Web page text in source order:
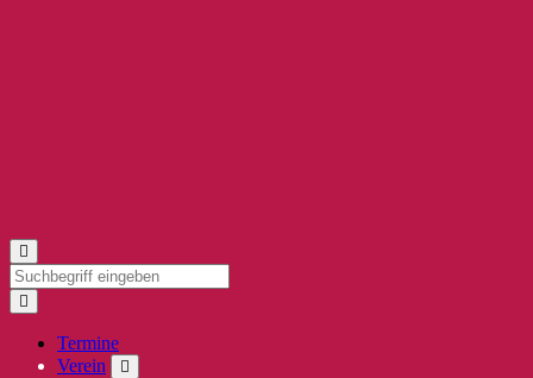
Termine
Verein